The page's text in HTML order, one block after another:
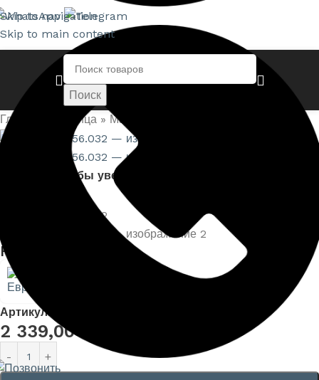
Skip to navigation
Skip to main content
Поиск
Главная страница » Магазин
Нажмите, чтобы увеличить
Розетки — 1.56.032
Артикул:
2 339,00
Поиск